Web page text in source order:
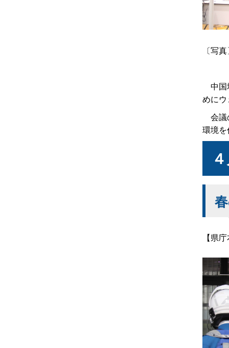
〔写
中国
めに
会議
環境
【県